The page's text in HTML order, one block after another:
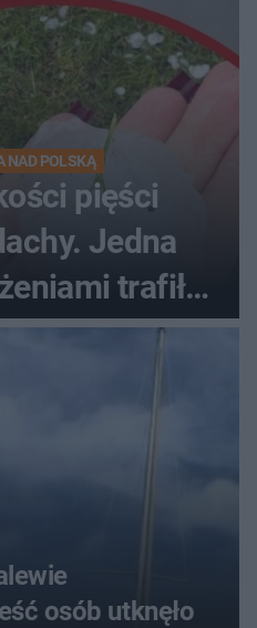
NAD POLSKĄ
pięści
Jedna
trafiła
osób utknęło